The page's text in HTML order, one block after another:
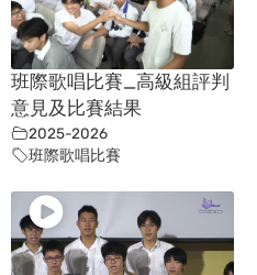
班際歌唱比賽_高級組評判
意見及比賽結果
2025-2026
班際歌唱比賽